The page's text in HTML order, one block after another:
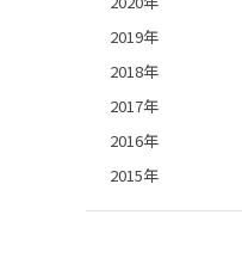
2019年
2018年
2017年
2016年
2015年